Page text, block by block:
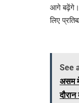
आगे बढ़ेंगे।
लिए
See
असम